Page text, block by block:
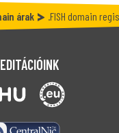
árak .FISH domain